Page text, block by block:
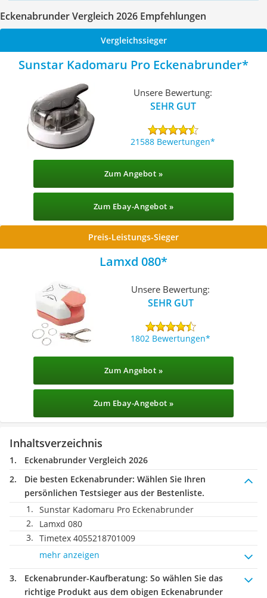
Eckenabrunder Vergleich 2026 Empfehlungen
Vergleichssieger
Sunstar Kadomaru Pro Eckenabrunder
Unsere Bewertung:
SEHR GUT
21588 Bewertungen
Zum Angebot »
Zum Ebay-Angebot »
Preis-Leistungs-Sieger
Lamxd 080
Unsere Bewertung:
SEHR GUT
1802 Bewertungen
Zum Angebot »
Zum Ebay-Angebot »
Inhaltsverzeichnis
Eckenabrunder Vergleich 2026
Die besten Eckenabrunder: Wählen Sie Ihren
persönlichen Testsieger aus der Bestenliste.
Sunstar Kadomaru Pro Eckenabrunder
Lamxd 080
Timetex 4055218701009
mehr anzeigen
Eckenabrunder-Kaufberatung: So wählen Sie das
richtige Produkt aus dem obigen Eckenabrunder